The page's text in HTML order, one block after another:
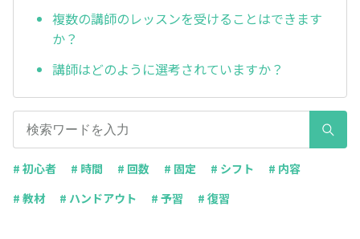
複数の講師のレッスンを受けることはできます
か？
講師はどのように選考されていますか？
# 初心者 # 時間 # 回数 # 固定 # シフト
# 内容
# 教材
# ハンドアウト # 予習 # 復習